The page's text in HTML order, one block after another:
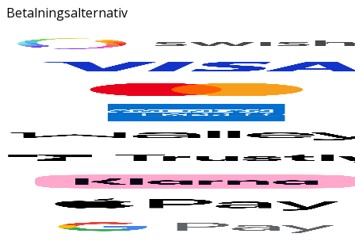
Betalningsalternativ